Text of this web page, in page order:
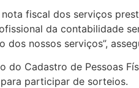
fiscal dos serviços
da contabilidade
nossos serviços”,
Cadastro de Pessoas
participar de sorteios.